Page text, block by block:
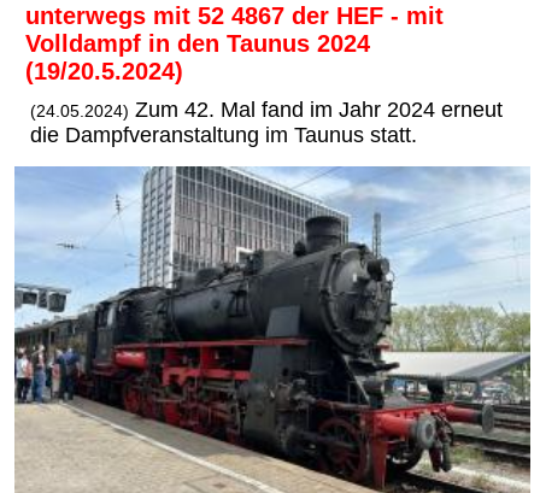
unterwegs mit 52 4867 der HEF - mit
Volldampf in den Taunus 2024
(19/20.5.2024)
(24.05.2024) Zum 42. Mal fand im Jahr 2024 erneut
die Dampfveranstaltung im Taunus statt.